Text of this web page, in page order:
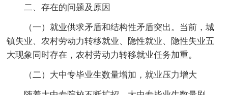
二、存在的问题及原因
（一）就业供求矛盾和结构性矛盾突出。当前，城
镇失业、农村劳动力转移就业、隐性就业、隐性失业五
大现象同时存在，农村劳动力转移就业任务加重。
（二）大中专毕业生数量增加，就业压力增大